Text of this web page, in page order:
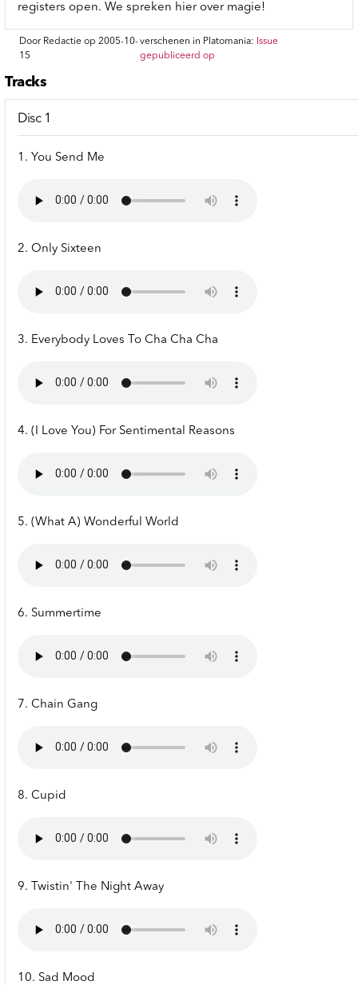
registers open. We spreken hier over magie!
Door Redactie op 2005-10-
15
verschenen in Platomania: Issue
gepubliceerd op
Tracks
Disc 1
1. You Send Me
2. Only Sixteen
3. Everybody Loves To Cha Cha Cha
4. (I Love You) For Sentimental Reasons
5. (What A) Wonderful World
6. Summertime
7. Chain Gang
8. Cupid
9. Twistin' The Night Away
10. Sad Mood